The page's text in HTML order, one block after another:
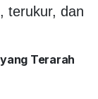
terukur, dan
Terarah